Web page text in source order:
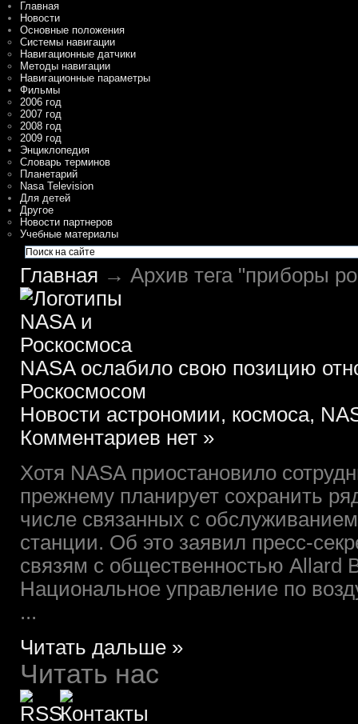
Главная
Новости
Основные положения
Системы навигации
Навигационные датчики
Методы навигации
Навигационные параметры
Фильмы
2006 год
2007 год
2008 год
2009 год
Энциклопедия
Словарь терминов
Планетарий
Nasa Television
Для детей
Другое
Новости партнеров
Учебные материалы
Главная → Архив тега "приборы
NASA ослабило свою позицию
Роскосмосом
Новости астрономии, космоса,
Комментариев нет »
Хотя NASA приостановило
прежнему планирует сохранить
числе связанных с
станции. Об это заявил пресс-
связям с общественностью Allard
Национальное управление по
...
Читать дальше »
Читать нас